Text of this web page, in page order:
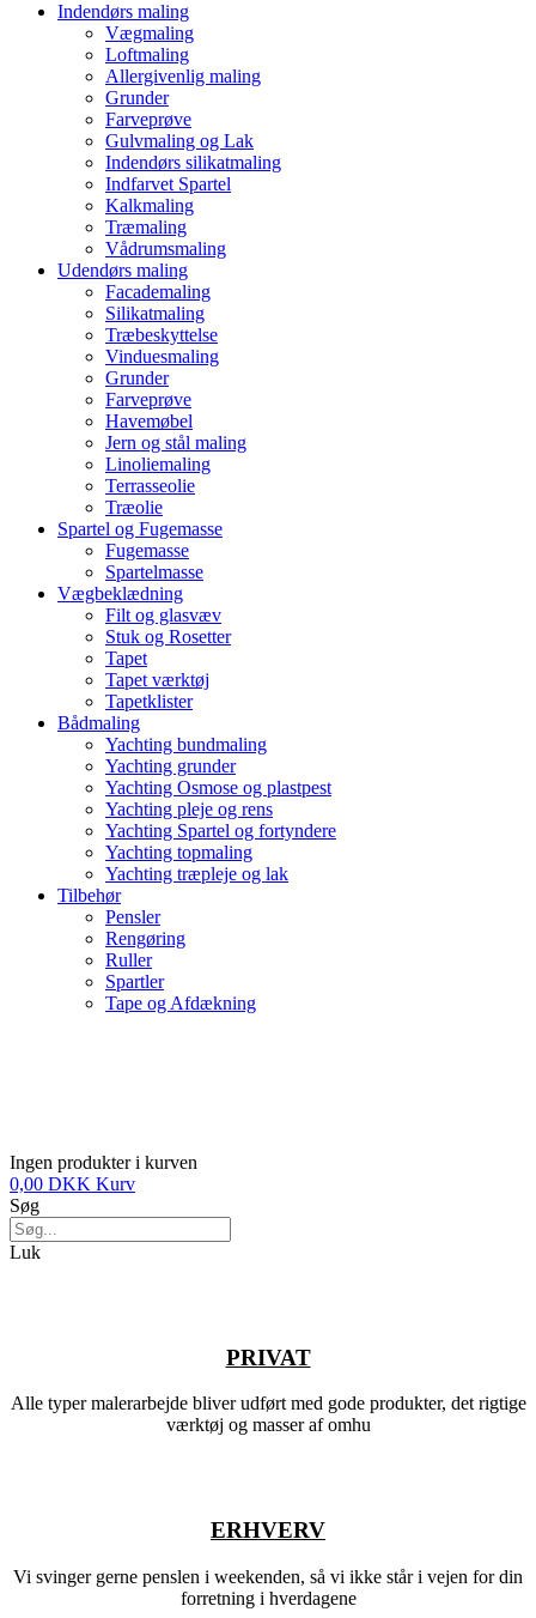
Indendørs maling
Vægmaling
Loftmaling
Allergivenlig maling
Grunder
Farveprøve
Gulvmaling og Lak
Indendørs silikatmaling
Indfarvet Spartel
Kalkmaling
Træmaling
Vådrumsmaling
Udendørs maling
Facademaling
Silikatmaling
Træbeskyttelse
Vinduesmaling
Grunder
Farveprøve
Havemøbel
Jern og stål maling
Linoliemaling
Terrasseolie
Træolie
Spartel og Fugemasse
Fugemasse
Spartelmasse
Vægbeklædning
Filt og glasvæv
Stuk og Rosetter
Tapet
Tapet værktøj
Tapetklister
Bådmaling
Yachting bundmaling
Yachting grunder
Yachting Osmose og plastpest
Yachting pleje og rens
Yachting Spartel og fortyndere
Yachting topmaling
Yachting træpleje og lak
Tilbehør
Pensler
Rengøring
Ruller
Spartler
Tape og Afdækning
Ingen produkter i kurven
0,00 DKK Kurv
Søg
Luk
PRIVAT
Alle typer malerarbejde bliver udført med gode produkter, det rigtige
værktøj og masser af omhu
ERHVERV
Vi svinger gerne penslen i weekenden, så vi ikke står i vejen for din
forretning i hverdagene